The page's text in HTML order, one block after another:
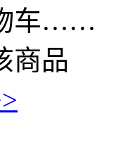
车……
商品